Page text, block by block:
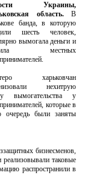
Украины,
область.В
банда, в которую
шесть человек,
вымогала деньги и
местных
харьковчан
нехитрую
вымогательства у
которые в
очередь были заняты
бизнесменов,
таковые
распространили в